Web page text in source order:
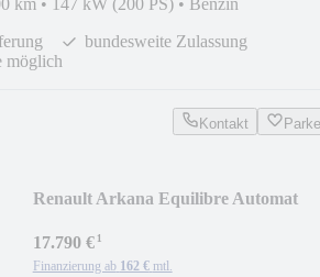
bundesweite Zulassung
möglich
Kontakt
Renault Arkana Equilibre Automat
17.790 €¹
Finanzierung ab 162 € mtl.